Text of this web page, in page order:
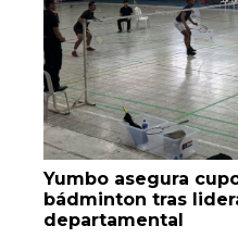
Yumbo asegura
bádminton tras
departamental